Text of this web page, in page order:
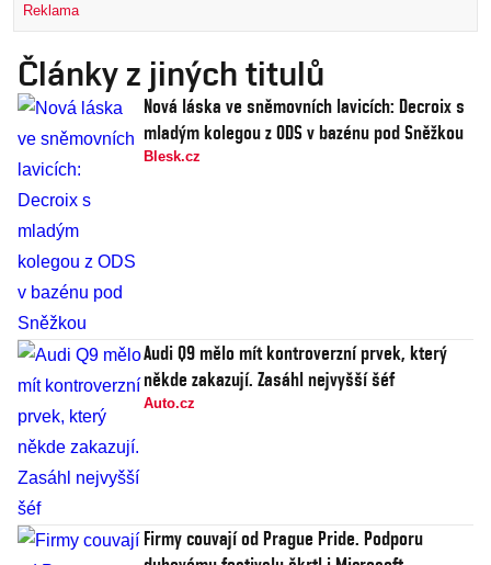
Reklama
Články z jiných titulů
Nová láska ve sněmovních lavicích: Decroix s
mladým kolegou z ODS v bazénu pod Sněžkou
Blesk.cz
Audi Q9 mělo mít kontroverzní prvek, který
někde zakazují. Zasáhl nejvyšší šéf
Auto.cz
Firmy couvají od Prague Pride. Podporu